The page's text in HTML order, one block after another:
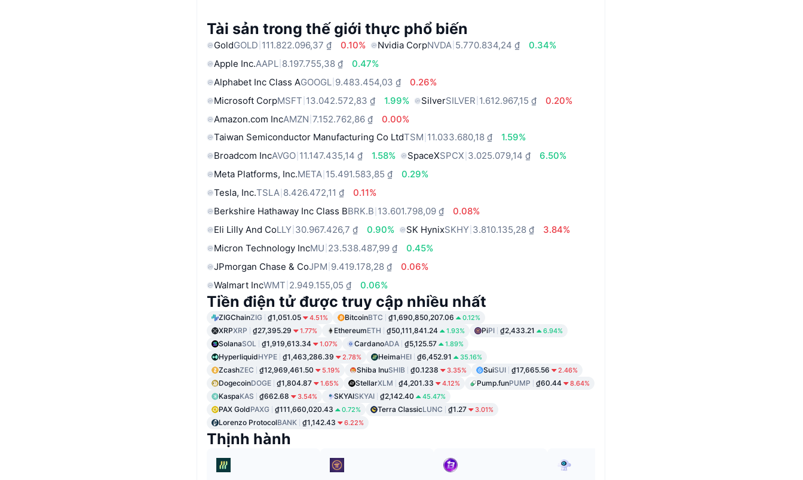
Tài sản trong thế giới thực phổ biến
GoldGOLD 111.822.096,37 ₫ 0.10% Nvidia CorpNVDA 5.770.834,24 ₫
0.34%
Apple Inc.AAPL 8.197.755,38 ₫
0.47%
Alphabet Inc Class AGOOGL 9.483.454,03 ₫
0.26%
Microsoft CorpMSFT 13.042.572,83 ₫ 1.99% SilverSILVER 1.612.967,15 ₫
0.20%
Amazon.com IncAMZN 7.152.762,86 ₫
0.00%
Taiwan Semiconductor Manufacturing Co LtdTSM 11.033.680,18 ₫
1.59%
Broadcom IncAVGO 11.147.435,14 ₫ 1.58% SpaceXSPCX 3.025.079,14 ₫
6.50%
Meta Platforms, Inc.META 15.491.583,85 ₫
0.29%
Tesla, Inc.TSLA 8.426.472,11 ₫
0.11%
Berkshire Hathaway Inc Class BBRK.B 13.601.798,09 ₫
0.08%
Eli Lilly And CoLLY 30.967.426,7 ₫ 0.90% SK HynixSKHY 3.810.135,28 ₫
3.84%
Micron Technology IncMU 23.538.487,99 ₫
0.45%
JPmorgan Chase & CoJPM 9.419.178,28 ₫
0.06%
Walmart IncWMT 2.949.155,05 ₫ 0.06%
Tiền điện tử được truy cập nhiều nhất
ZIGChainZIG ₫1,051.05 4.51% BitcoinBTC ₫1,690,850,207.06 0.12%
XRPXRP ₫27,395.29 1.77% EthereumETH ₫50,111,841.24 1.93% PiPI ₫2,433.21 6.94%
SolanaSOL ₫1,919,613.34 1.07% CardanoADA ₫5,125.57 1.89%
HyperliquidHYPE ₫1,463,286.39 2.78% HeimaHEI ₫6,452.91 35.16%
ZcashZEC ₫12,969,461.50 5.19% Shiba InuSHIB ₫0.1238 3.35% SuiSUI ₫17,665.56 2.46%
DogecoinDOGE ₫1,804.87 1.65% StellarXLM ₫4,201.33 4.12% Pump.funPUMP ₫60.44 8.64%
KaspaKAS ₫662.68 3.54% SKYAISKYAI ₫2,142.40 45.47%
PAX GoldPAXG ₫111,660,020.43 0.72% Terra ClassicLUNC ₫1.27 3.01%
Lorenzo ProtocolBANK ₫1,142.43 6.22%
Thịnh hành